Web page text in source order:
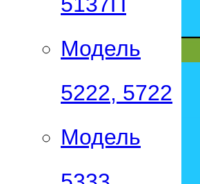
Модель
5222, 5722
Модель